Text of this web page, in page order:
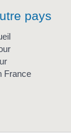
pays
France